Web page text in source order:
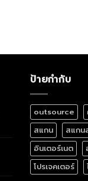
ป้ายกำกับ
outsource
สแกน
สแกน
อินเตอร์เนต
โปรเจคเตอร์